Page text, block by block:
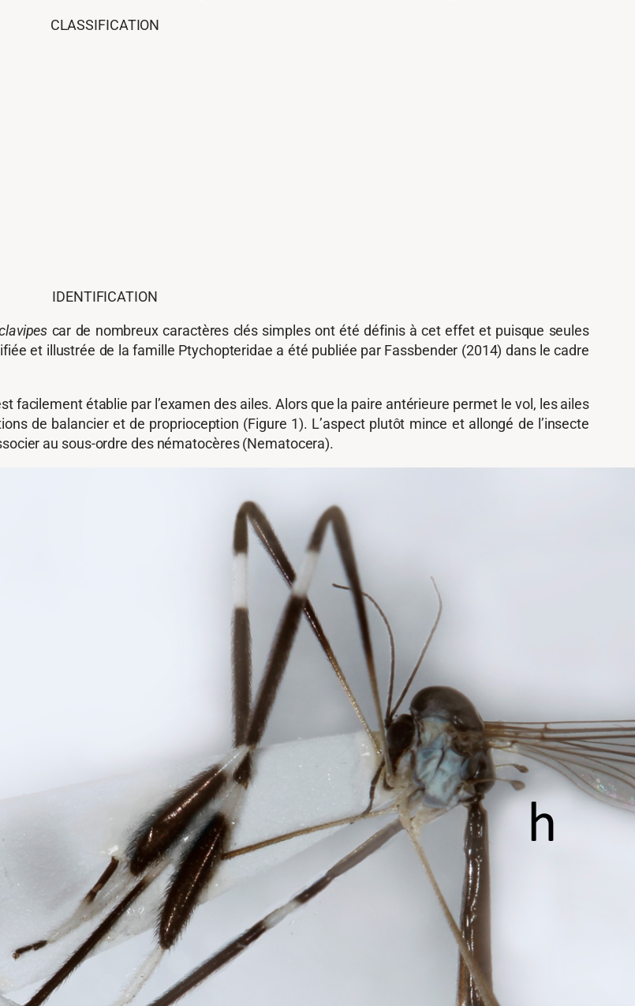
CLASSIFICATION
IDENTIFICATION
car de nombreux caractères clés simples ont été définis à cet effet et puisque seules
et illustrée de la famille Ptychopteridae a été publiée par Fassbender (2014) dans le cadre
facilement établie par l’examen des ailes. Alors que la paire antérieure permet le vol, les ailes
de balancier et de proprioception (Figure 1). L’aspect plutôt mince et allongé de l’insecte
au sous-ordre des nématocères (Nematocera).